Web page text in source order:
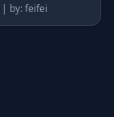
分类：室内 | by: feifei